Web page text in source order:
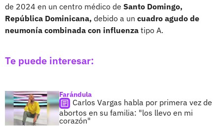
de 2024 en un centro médico de Santo Domingo,
República Dominicana, debido a un cuadro agudo de
neumonía combinada con influenza tipo A.
Te puede interesar:
Farándula
Carlos Vargas habla por primera vez de
abortos en su familia: "los llevo en mi
corazón"